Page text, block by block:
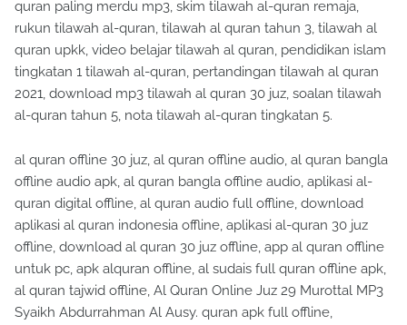
quran paling merdu mp3, skim tilawah al-quran remaja,
rukun tilawah al-quran, tilawah al quran tahun 3, tilawah al
quran upkk, video belajar tilawah al quran, pendidikan islam
tingkatan 1 tilawah al-quran, pertandingan tilawah al quran
2021, download mp3 tilawah al quran 30 juz, soalan tilawah
al-quran tahun 5, nota tilawah al-quran tingkatan 5.
al quran offline 30 juz, al quran offline audio, al quran bangla
offline audio apk, al quran bangla offline audio, aplikasi al-
quran digital offline, al quran audio full offline, download
aplikasi al quran indonesia offline, aplikasi al-quran 30 juz
offline, download al quran 30 juz offline, app al quran offline
untuk pc, apk alquran offline, al sudais full quran offline apk,
al quran tajwid offline, Al Quran Online Juz 29 Murottal MP3
Syaikh Abdurrahman Al Ausy. quran apk full offline,